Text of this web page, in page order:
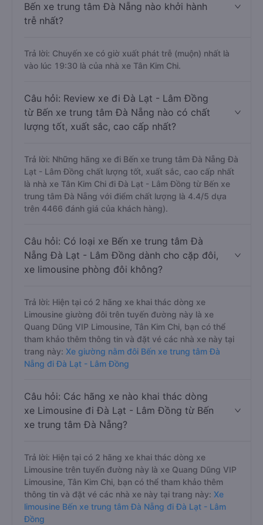
Bến xe trung tâm Đà Nẵng nào khởi hành
trễ nhất?
Trả lời: Chuyến xe có giờ xuất phát trễ (muộn) nhất là
vào lúc 19:30 là của nhà xe Tân Kim Chi.
Câu hỏi: Review xe đi Đà Lạt - Lâm Đồng
từ Bến xe trung tâm Đà Nẵng nào có chất
lượng tốt, xuất sắc, cao cấp nhất?
Trả lời: Những hãng xe đi Bến xe trung tâm Đà Nẵng Đà
Lạt - Lâm Đồng chất lượng tốt, xuất sắc, cao cấp nhất
là nhà xe Tân Kim Chi đi Đà Lạt - Lâm Đồng từ Bến xe
trung tâm Đà Nẵng với điểm chất lượng là 4.4/5 dựa
trên 4466 đánh giá của khách hàng).
Câu hỏi: Có loại xe Bến xe trung tâm Đà
Nẵng Đà Lạt - Lâm Đồng dành cho cặp đôi,
xe limousine phòng đôi không?
Trả lời: Hiện tại có 2 hãng xe khai thác dòng xe
Limousine giường đôi trên tuyến đường này là xe
Quang Dũng VIP Limousine, Tân Kim Chi, bạn có thể
tham khảo thêm thông tin và đặt vé các nhà xe này tại
trang này: Xe giường nằm đôi Bến xe trung tâm Đà
Nẵng đi Đà Lạt - Lâm Đồng
Câu hỏi: Các hãng xe nào khai thác dòng
xe Limousine đi Đà Lạt - Lâm Đồng từ Bến
xe trung tâm Đà Nẵng?
Trả lời: Hiện tại có 2 hãng xe khai thác dòng xe
Limousine trên tuyến đường này là xe Quang Dũng VIP
Limousine, Tân Kim Chi, bạn có thể tham khảo thêm
thông tin và đặt vé các nhà xe này tại trang này: Xe
limousine Bến xe trung tâm Đà Nẵng đi Đà Lạt - Lâm
Đồng